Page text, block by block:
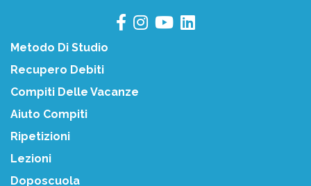
Metodo Di Studio
Recupero Debiti
Compiti Delle Vacanze
Aiuto Compiti
Ripetizioni
Lezioni
Doposcuola